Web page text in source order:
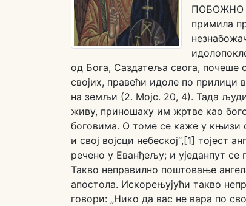
ПОБОЖНО
примила
од Бога, Саздатеља свога,
својих, правећи идоле по прилици
на земљи (2. Мојс. 20, 4). Тада
живу, приношаху им жртве као
боговима. О томе се каже у књизи
и свој војсци небеској“,[1] тојест
речено у Еванђељу; и уједанпут се
Такво неправилно поштовање
апостола. Искорењујући такво
говори: „Нико да вас не вара по